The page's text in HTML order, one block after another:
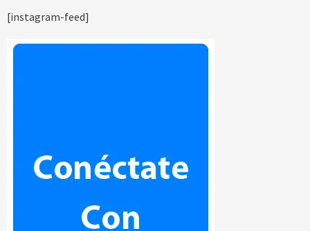
[instagram-feed]